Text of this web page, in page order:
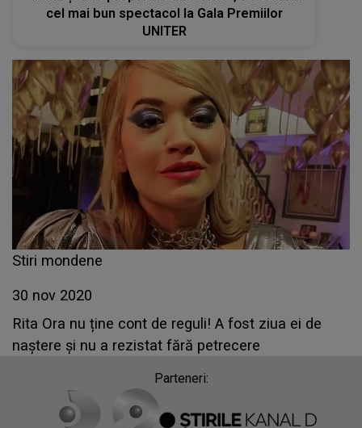
cel mai bun spectacol la Gala Premiilor
UNITER
Stiri mondene
30 nov 2020
Rita Ora nu ține cont de reguli! A fost ziua ei de
naștere și nu a rezistat fără petrecere
Parteneri: